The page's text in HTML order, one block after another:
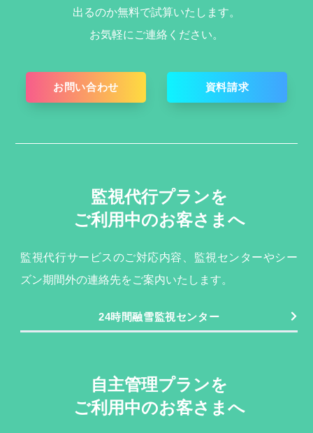
出るのか無料で試算いたします。
お気軽にご連絡ください。
お問い合わせ 資料請求
監視代行プランを
ご利用中のお客さまへ
監視代行サービスのご対応内容、監視センターやシー
ズン期間外の連絡先をご案内いたします。
24時間融雪監視センター
自主管理プランを
ご利用中のお客さまへ